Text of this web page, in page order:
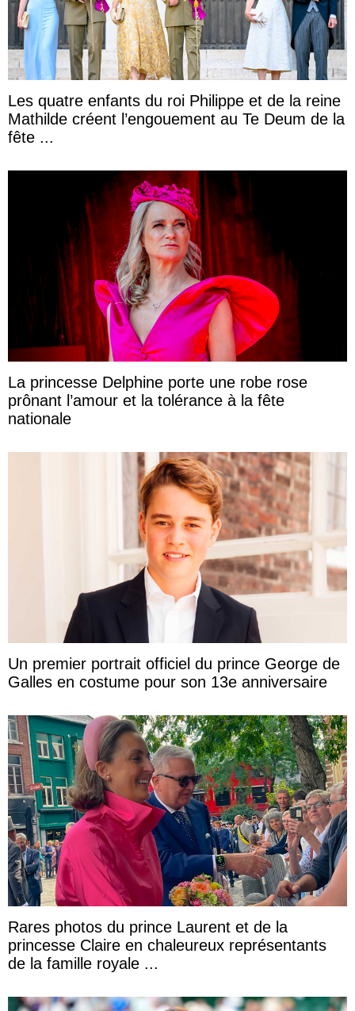
Les quatre enfants du roi Philippe et de la reine
Mathilde créent l’engouement au Te Deum de la
fête ...
La princesse Delphine porte une robe rose
prônant l’amour et la tolérance à la fête
nationale
Un premier portrait officiel du prince George de
Galles en costume pour son 13e anniversaire
Rares photos du prince Laurent et de la
princesse Claire en chaleureux représentants
de la famille royale ...